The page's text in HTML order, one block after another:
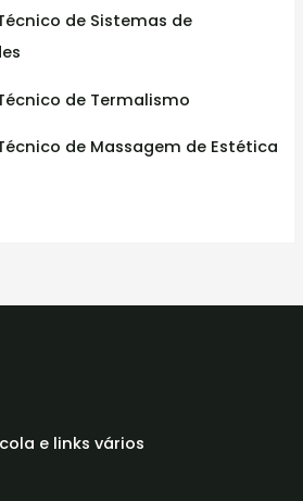
de Sistemas de
de Termalismo
de Massagem de Estética
e links vários